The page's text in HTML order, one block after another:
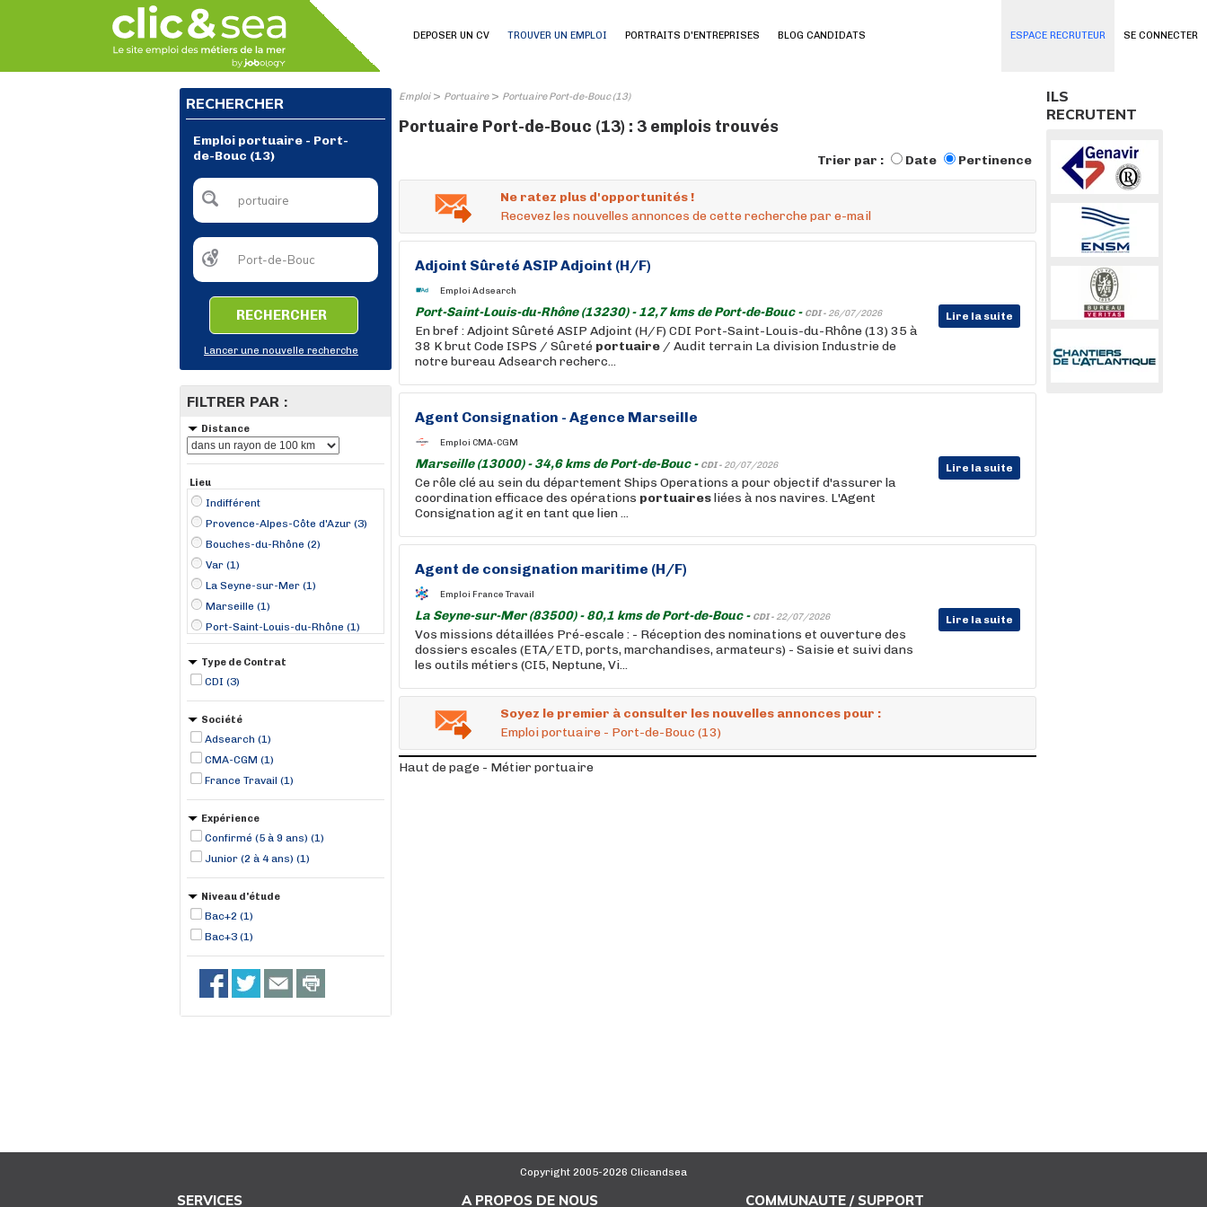
SE CONNECTER
DEPOSER UN CV TROUVER UN EMPLOI PORTRAITS D'ENTREPRISES BLOG CANDIDATS ESPACE RECRUTEUR
RECHERCHER
Emploi portuaire - Port-
de-Bouc (13)
RECHERCHER
Lancer une nouvelle recherche
FILTRER PAR :
Distance
Lieu
Indifférent
Provence-Alpes-Côte d'Azur (3)
Bouches-du-Rhône (2)
Var (1)
La Seyne-sur-Mer (1)
Marseille (1)
Port-Saint-Louis-du-Rhône (1)
Type de Contrat
CDI (3)
Société
Adsearch (1)
CMA-CGM (1)
France Travail (1)
Expérience
Confirmé (5 à 9 ans) (1)
Junior (2 à 4 ans) (1)
Niveau d'étude
Bac+2 (1)
Bac+3 (1)
Emploi> Portuaire> Portuaire Port-de-Bouc (13)
Portuaire Port-de-Bouc (13) : 3 emplois trouvés
Trier par : Date Pertinence
Ne ratez plus d'opportunités !
Recevez les nouvelles annonces de cette recherche par e-mail
Adjoint Sûreté ASIP Adjoint (H/F)
Emploi Adsearch
Port-Saint-Louis-du-Rhône (13230) - 12,7 kms de Port-de-Bouc - CDI - 26/07/2026 Lire la suite
En bref : Adjoint Sûreté ASIP Adjoint (H/F) CDI Port-Saint-Louis-du-Rhône (13) 35 à
38 K brut Code ISPS / Sûreté portuaire / Audit terrain La division Industrie de
notre bureau Adsearch recherc...
Agent Consignation - Agence Marseille
Emploi CMA-CGM
Marseille (13000) - 34,6 kms de Port-de-Bouc - CDI - 20/07/2026 Lire la suite
Ce rôle clé au sein du département Ships Operations a pour objectif d'assurer la
coordination efficace des opérations portuairesliées à nos navires. L'Agent
Consignation agit en tant que lien ...
Agent de consignation maritime (H/F)
Emploi France Travail
La Seyne-sur-Mer (83500) - 80,1 kms de Port-de-Bouc - CDI - 22/07/2026 Lire la suite
Vos missions détaillées Pré-escale : - Réception des nominations et ouverture des
dossiers escales (ETA/ETD, ports, marchandises, armateurs) - Saisie et suivi dans
les outils métiers (CI5, Neptune, Vi...
Soyez le premier à consulter les nouvelles annonces pour :
Emploi portuaire - Port-de-Bouc (13)
Haut de page - Métier portuaire
ILS
RECRUTENT
Copyright 2005-2026 Clicandsea
SERVICES A PROPOS DE NOUS COMMUNAUTE / SUPPORT